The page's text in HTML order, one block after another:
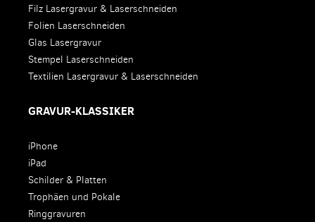
Filz Lasergravur & Laserschneiden
Folien Laserschneiden
Glas Lasergravur
Stempel Laserschneiden
Textilien Lasergravur & Laserschneiden
GRAVUR-KLASSIKER
iPhone
iPad
Schilder & Platten
Trophäen und Pokale
Ringgravuren